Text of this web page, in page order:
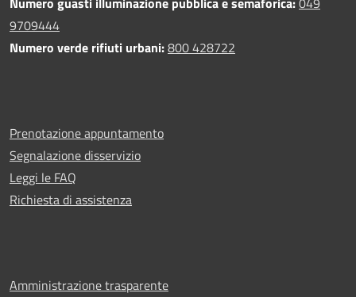
9709444
Numero verde rifiuti urbani:800 428722
Prenotazione appuntamento
Segnalazione disservizio
Leggi le FAQ
Richiesta di assistenza
Amministrazione trasparente